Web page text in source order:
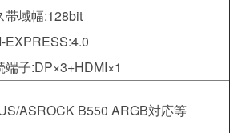
帯域幅:128bit
EXPRESS:4.0
端子:DP×3+HDMI×1
ASROCK B550 ARGB対応等